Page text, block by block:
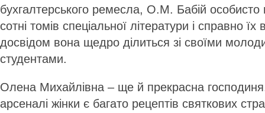
бухгалтерського ремесла, О.М. Бабій
сотні томів спеціальної літератури і справно
досвідом вона щедро ділиться зі своїми
студентами.
Олена Михайлівна – ще й прекрасна
арсеналі жінки є багато рецептів святкових